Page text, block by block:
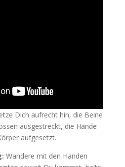
Dich aufrecht hin, die Beine
ausgestreckt, die Hände
aufgesetzt.
Wandere mit den Händen